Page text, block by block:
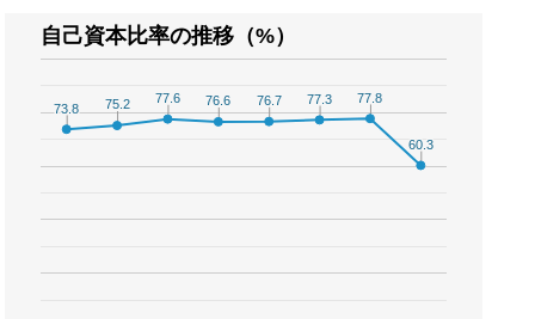
自己資本比率の推移（%）
73.8
73.8 75.2
75.2 77.6
77.6 76.6
76.6 76.7
76.7 77.3
77.3 77.8
77.8
60.3
60.3